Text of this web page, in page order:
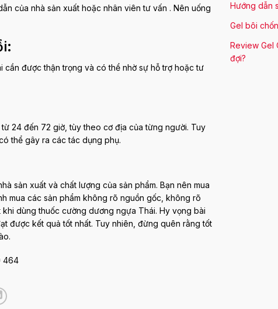
của nhà sản xuất hoặc nhân viên tư vấn . Nên uống
:
được thận trọng và có thể nhờ sự hỗ trợ hoặc tư
24 đến 72 giờ, tùy theo cơ địa của từng người. Tuy
thể gây ra các tác dụng phụ.
sản xuất và chất lượng của sản phẩm. Bạn nên mua
mua các sản phẩm không rõ nguồn gốc, không rõ
dùng thuốc cường dương ngựa Thái. Hy vọng bài
được kết quả tốt nhất. Tuy nhiên, đừng quên rằng tốt
464
Hướng dẫn
Gel bôi
Review Gel
đợi?